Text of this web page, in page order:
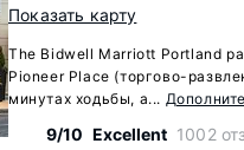
Показать карту
The Bidwell Marriott Portland
Pioneer Place (торгово-
минутах ходьбы, а...
9/10 Excellent 1002